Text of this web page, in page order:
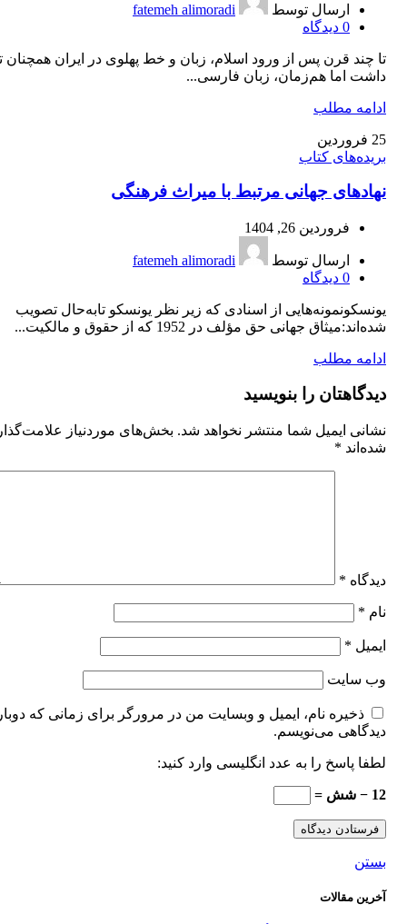
ارسال توسط
fatemeh alimoradi
0 دیدگاه
تا چند قرن پس از ورود اسلام، زبان و خط پهلوی در ایران همچنان
داشت اما هم‌زمان، زبان فارسی...
ادامه مطلب
25 فروردین
بریده‌های کتاب
نهادهای جهانی مرتبط با میراث فرهنگی
فروردین 26, 1404
ارسال توسط
fatemeh alimoradi
0 دیدگاه
یونسکونمونه‌هایی از اسنادی که زیر نظر یونسکو تابه‌حال تصویب
‌شده‌اند:میثاق جهانی حق مؤلف در 1952 که از حقوق و مالکیت...
ادامه مطلب
دیدگاهتان را بنویسید
نشانی ایمیل شما منتشر نخواهد شد. بخش‌های موردنیاز
شده‌اند *
دیدگاه *
نام *
ایمیل *
وب‌ سایت
ذخیره نام، ایمیل و وبسایت من در مرورگر برای زمانی که
دیدگاهی می‌نویسم.
لطفا پاسخ را به عدد انگلیسی وارد کنید:
12 − شش =
بستن
آخرین مقالات